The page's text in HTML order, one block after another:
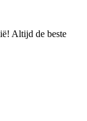
Altijd de beste